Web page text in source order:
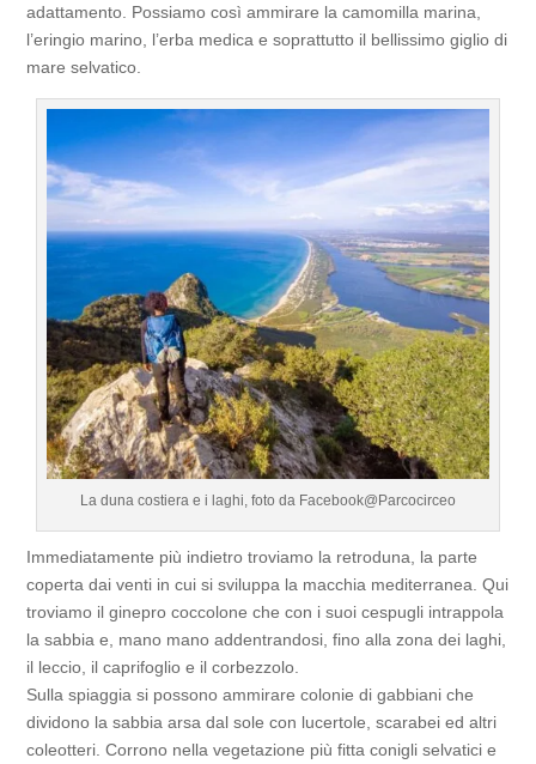
adattamento. Possiamo così ammirare la camomilla marina,
l’eringio marino, l’erba medica e soprattutto il bellissimo giglio di
mare selvatico.
La duna costiera e i laghi, foto da Facebook@Parcocirceo
Immediatamente più indietro troviamo la retroduna, la parte
coperta dai venti in cui si sviluppa la macchia mediterranea. Qui
troviamo il ginepro coccolone che con i suoi cespugli intrappola
la sabbia e, mano mano addentrandosi, fino alla zona dei laghi,
il leccio, il caprifoglio e il corbezzolo.
Sulla spiaggia si possono ammirare colonie di gabbiani che
dividono la sabbia arsa dal sole con lucertole, scarabei ed altri
coleotteri. Corrono nella vegetazione più fitta conigli selvatici e